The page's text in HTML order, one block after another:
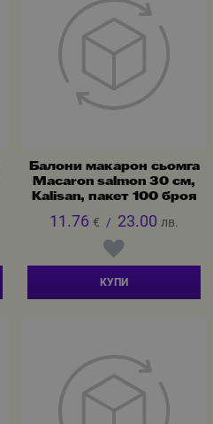
Балони макарон сьомга
Macaron salmon 30 см,
Kalisan, пакет 100 броя
11.76 € / 23.00 лв.
КУПИ